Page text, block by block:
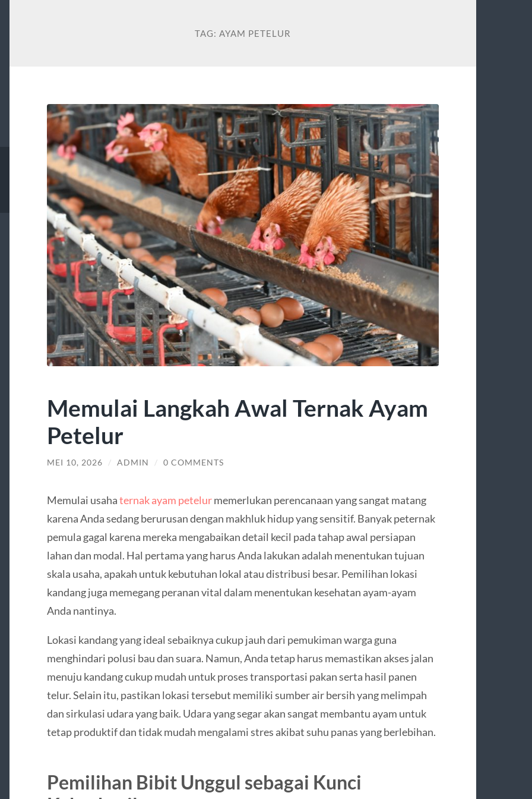
TAG: AYAM PETELUR
Memulai Langkah Awal Ternak Ayam
Petelur
MEI 10, 2026 / ADMIN / 0 COMMENTS
Memulai usahaternak ayam petelurmemerlukan perencanaan yang sangat matang
karena Anda sedang berurusan dengan makhluk hidup yang sensitif. Banyak peternak
pemula gagal karena mereka mengabaikan detail kecil pada tahap awal persiapan
lahan dan modal. Hal pertama yang harus Anda lakukan adalah menentukan tujuan
skala usaha, apakah untuk kebutuhan lokal atau distribusi besar. Pemilihan lokasi
kandang juga memegang peranan vital dalam menentukan kesehatan ayam-ayam
Anda nantinya.
Lokasi kandang yang ideal sebaiknya cukup jauh dari pemukiman warga guna
menghindari polusi bau dan suara. Namun, Anda tetap harus memastikan akses jalan
menuju kandang cukup mudah untuk proses transportasi pakan serta hasil panen
telur. Selain itu, pastikan lokasi tersebut memiliki sumber air bersih yang melimpah
dan sirkulasi udara yang baik. Udara yang segar akan sangat membantu ayam untuk
tetap produktif dan tidak mudah mengalami stres akibat suhu panas yang berlebihan.
Pemilihan Bibit Unggul sebagai Kunci